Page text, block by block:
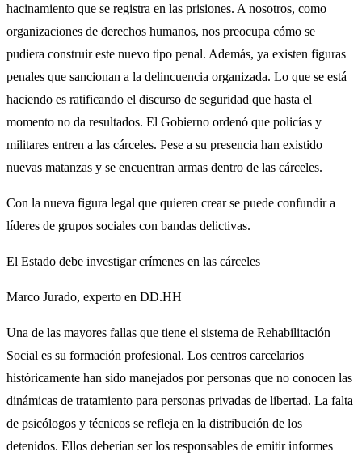
hacinamiento que se registra en las prisiones. A nosotros, como
organizaciones de derechos humanos, nos preocupa cómo se
pudiera construir este nuevo tipo penal. Además, ya existen figuras
penales que sancionan a la delincuencia organizada. Lo que se está
haciendo es ratificando el discurso de seguridad que hasta el
momento no da resultados. El Gobierno ordenó que policías y
militares entren a las cárceles. Pese a su presencia han existido
nuevas matanzas y se encuentran armas dentro de las cárceles.
Con la nueva figura legal que quieren crear se puede confundir a
líderes de grupos sociales con bandas delictivas.
El Estado debe investigar crímenes en las cárceles
Marco Jurado, experto en DD.HH
Una de las mayores fallas que tiene el sistema de Rehabilitación
Social es su formación profesional. Los centros carcelarios
históricamente han sido manejados por personas que no conocen las
dinámicas de tratamiento para personas privadas de libertad. La falta
de psicólogos y técnicos se refleja en la distribución de los
detenidos. Ellos deberían ser los responsables de emitir informes